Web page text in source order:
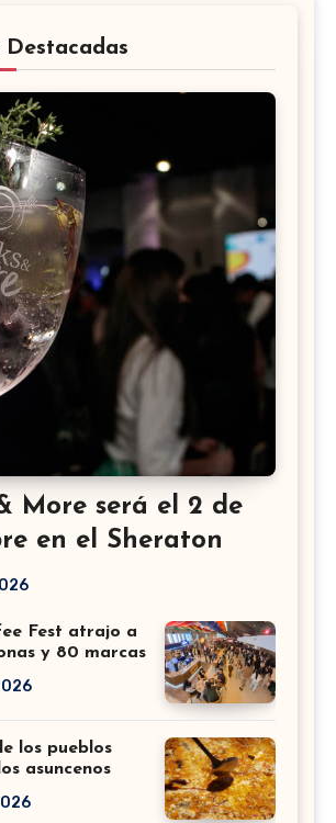
Destacadas
More será el 2 de
en el Sheraton
Fest atrajo a
y 80 marcas
los pueblos
asuncenos